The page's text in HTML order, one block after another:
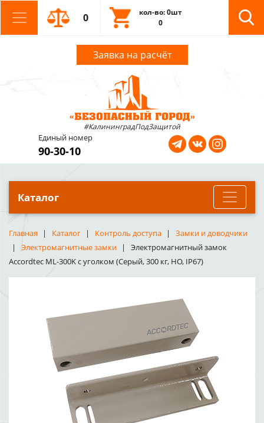
0
кол-во: 0шт
0
Заявка на расчёт
#КалининградПодЗащитой
Единый номер
90-30-10
Каталог
Главная Каталог Контроль доступа
Замки и доводчики
Электромагнитные замки
Электромагнитный замок
Accordtec ML-300K с уголком (Серый, 300 кг, НО, IP67)